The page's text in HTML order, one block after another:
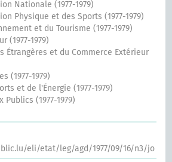
Nationale (1977-1979)
Physique et des Sports (1977-1979)
et du Tourisme (1977-1979)
(1977-1979)
Étrangères et du Commerce Extérieur
(1977-1979)
et de l'Énergie (1977-1979)
(1977-1979)
eli/etat/leg/agd/1977/09/16/n3/jo